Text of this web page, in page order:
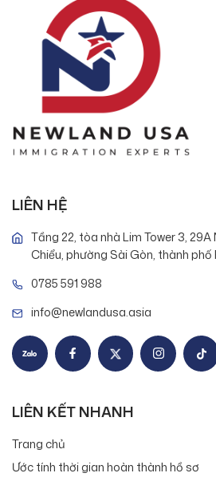
LIÊN HỆ
Tầng 22, tòa nhà Lim Tower 3,
Chiểu, phường Sài Gòn, thành phố
0785 591 988
info@newlandusa.asia
LIÊN KẾT NHANH
Trang chủ
Ước tính thời gian hoàn thành hồ sơ